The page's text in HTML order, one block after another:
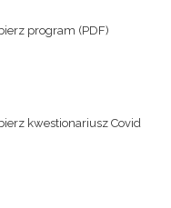
program (PDF)
kwestionariusz Covid